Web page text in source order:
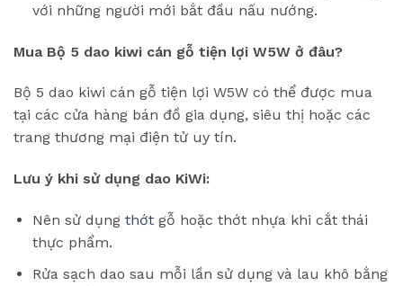
với những người mới bắt đầu nấu nướng.
Mua Bộ 5 dao kiwi cán gỗ tiện lợi W5W ở đâu?
Bộ 5 dao kiwi cán gỗ tiện lợi W5W có thể được mua
tại các cửa hàng bán đồ gia dụng, siêu thị hoặc các
trang thương mại điện tử uy tín.
Lưu ý khi sử dụng dao KiWi:
Nên sử dụng thớtgỗ hoặc thớt nhựa khi cắt thái
thực phẩm.
Rửa sạch dao sau mỗi lần sử dụng và lau khô bằng